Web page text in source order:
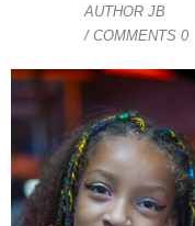
AUTHOR JB
/ COMMENTS 0